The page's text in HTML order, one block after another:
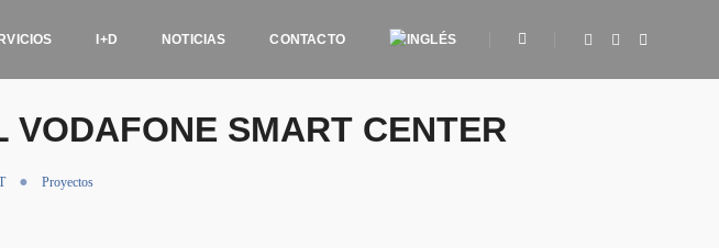
I+D NOTICIAS CONTACTO
SMART CENTER
Proyectos